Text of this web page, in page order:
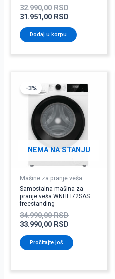
32.990,00RSD
31.951,00 RSD
Dodaj u korpu
NEMA NA STANJU
-3%
Mašine za pranje veša
Samostalna mašina za
pranje veša WNHEI72SAS
freestanding
34.990,00RSD
cena
je
bila:
34.990,00 RSD.
33.990,00 RSD
cena
je:
33.990,00 RSD.
Pročitajte još